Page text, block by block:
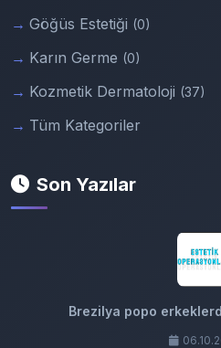
Göğüs Estetiği (0)
Karın Germe (0)
Kozmetik Dermatoloji (37)
Tüm Kategoriler
Son Yazılar
Brezilya popo